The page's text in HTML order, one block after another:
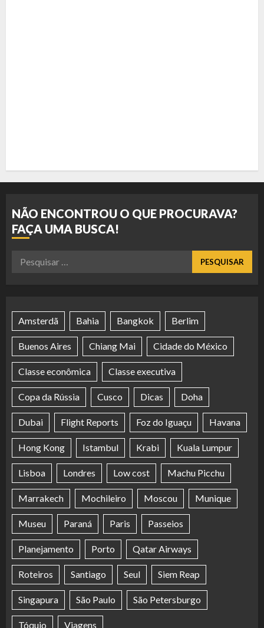
NÃO ENCONTROU O QUE PROCURAVA?
FAÇA UMA BUSCA!
Pesquisar
Amsterdã Bahia Bangkok Berlim
Buenos Aires Chiang Mai Cidade do México
Classe econômica Classe executiva
Copa da Rússia Cusco Dicas Doha
Dubai Flight Reports Foz do Iguaçu Havana
Hong Kong Istambul Krabi Kuala Lumpur
Lisboa Londres Low cost Machu Picchu
Marrakech Mochileiro Moscou Munique
Museu Paraná Paris Passeios
Planejamento Porto Qatar Airways
Roteiros Santiago Seul Siem Reap
Singapura São Paulo São Petersburgo
Tóquio Viagens